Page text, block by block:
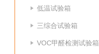
低温试验箱
三综合试验箱
VOC甲醛检测试验箱